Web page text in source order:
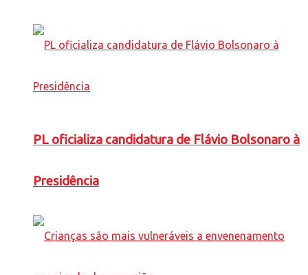
PL oficializa candidatura de Flávio Bolsonaro à
Presidência